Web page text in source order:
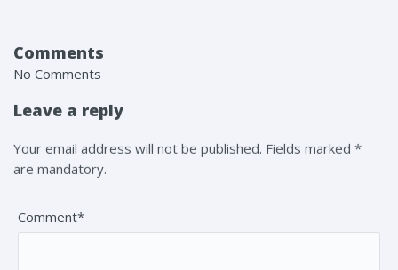
Comments
No Comments
Leave a reply
Your email address will not be published. Fields marked *
are mandatory.
Comment*